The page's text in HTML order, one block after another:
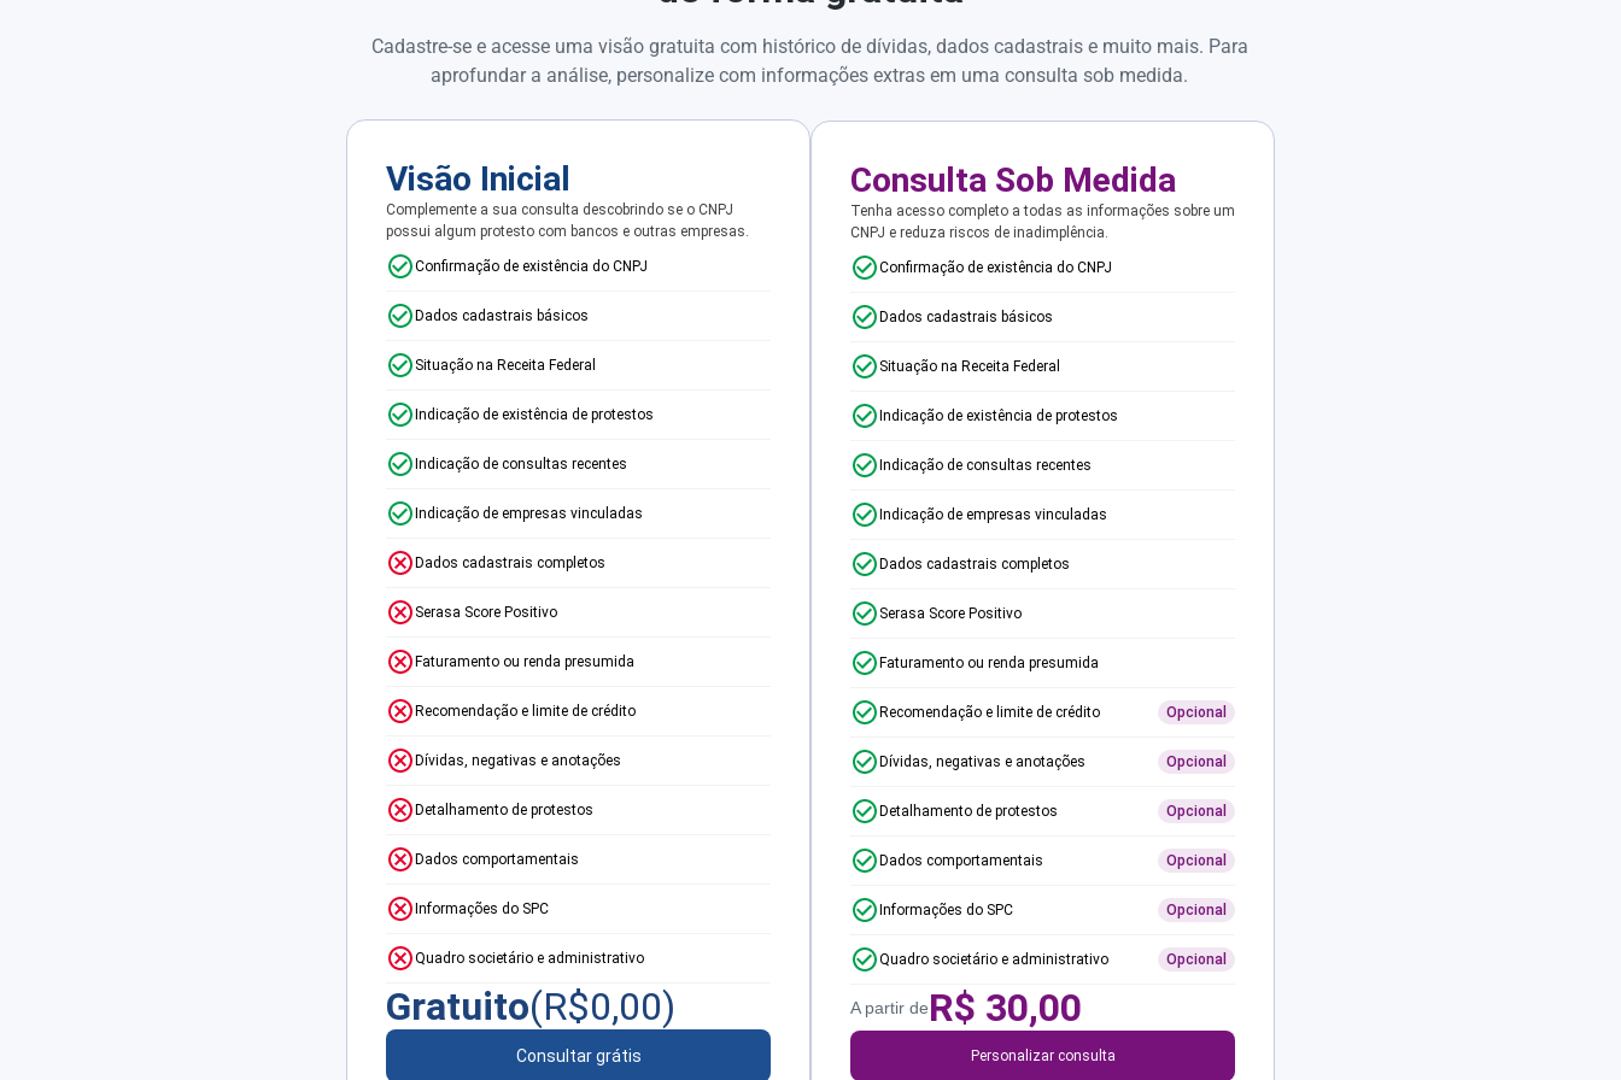
Cadastre-se e acesse uma visão gratuita com histórico de dívidas, dados cadastrais e muito mais. Para
aprofundar a análise, personalize com informações extras em uma consulta sob medida.
Visão Inicial
Complemente a sua consulta descobrindo se o CNPJ
possui algum protesto com bancos e outras empresas.
Confirmação de existência do CNPJ
Dados cadastrais básicos
Situação na Receita Federal
Indicação de existência de protestos
Indicação de consultas recentes
Indicação de empresas vinculadas
Dados cadastrais completos
Serasa Score Positivo
Faturamento ou renda presumida
Recomendação e limite de crédito
Dívidas, negativas e anotações
Detalhamento de protestos
Dados comportamentais
Informações do SPC
Quadro societário e administrativo
Gratuito(R$0,00)
Consultar grátis
Consulta Sob Medida
Tenha acesso completo a todas as informações sobre um
CNPJ e reduza riscos de inadimplência.
Confirmação de existência do CNPJ
Dados cadastrais básicos
Situação na Receita Federal
Indicação de existência de protestos
Indicação de consultas recentes
Indicação de empresas vinculadas
Dados cadastrais completos
Serasa Score Positivo
Faturamento ou renda presumida
Recomendação e limite de crédito Opcional
Dívidas, negativas e anotações Opcional
Detalhamento de protestos Opcional
Dados comportamentais Opcional
Informações do SPC Opcional
Quadro societário e administrativo Opcional
A partir deR$ 30,00
Personalizar consulta